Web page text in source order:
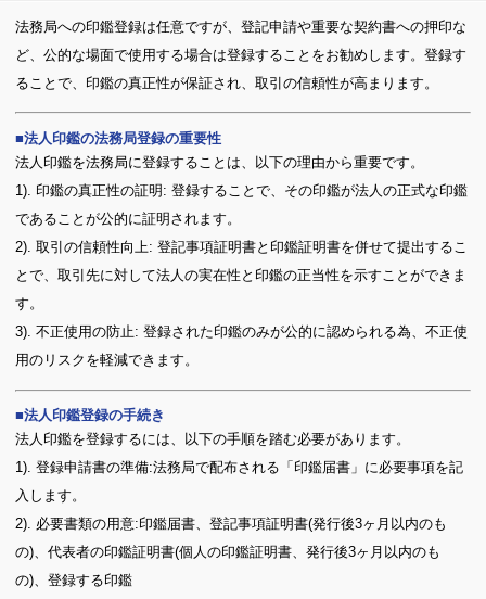
法務局への印鑑登録は任意ですが、登記申請や重要な契約書への押印な
ど、公的な場面で使用する場合は登録することをお勧めします。登録す
ることで、印鑑の真正性が保証され、取引の信頼性が高まります。
法人印鑑の法務局登録の重要性
法人印鑑を法務局に登録することは、以下の理由から重要です。
1). 印鑑の真正性の証明: 登録することで、その印鑑が法人の正式な印鑑
であることが公的に証明されます。
2). 取引の信頼性向上: 登記事項証明書と印鑑証明書を併せて提出するこ
とで、取引先に対して法人の実在性と印鑑の正当性を示すことができま
す。
3). 不正使用の防止: 登録された印鑑のみが公的に認められる為、不正使
用のリスクを軽減できます。
法人印鑑登録の手続き
法人印鑑を登録するには、以下の手順を踏む必要があります。
1). 登録申請書の準備:法務局で配布される「印鑑届書」に必要事項を記
入します。
2). 必要書類の用意:印鑑届書、登記事項証明書(発行後3ヶ月以内のも
の)、代表者の印鑑証明書(個人の印鑑証明書、発行後3ヶ月以内のも
の)、登録する印鑑